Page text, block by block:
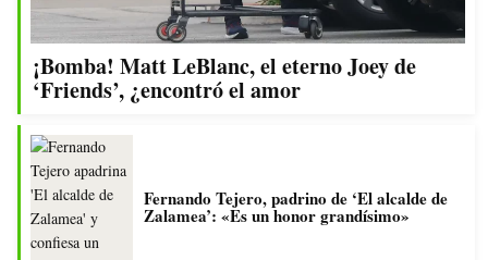
¡Bomba! Matt LeBlanc, el eterno Joey de
‘Friends’, ¿encontró el amor
Fernando Tejero, padrino de ‘El alcalde de
Zalamea’: «Es un honor grandísimo»